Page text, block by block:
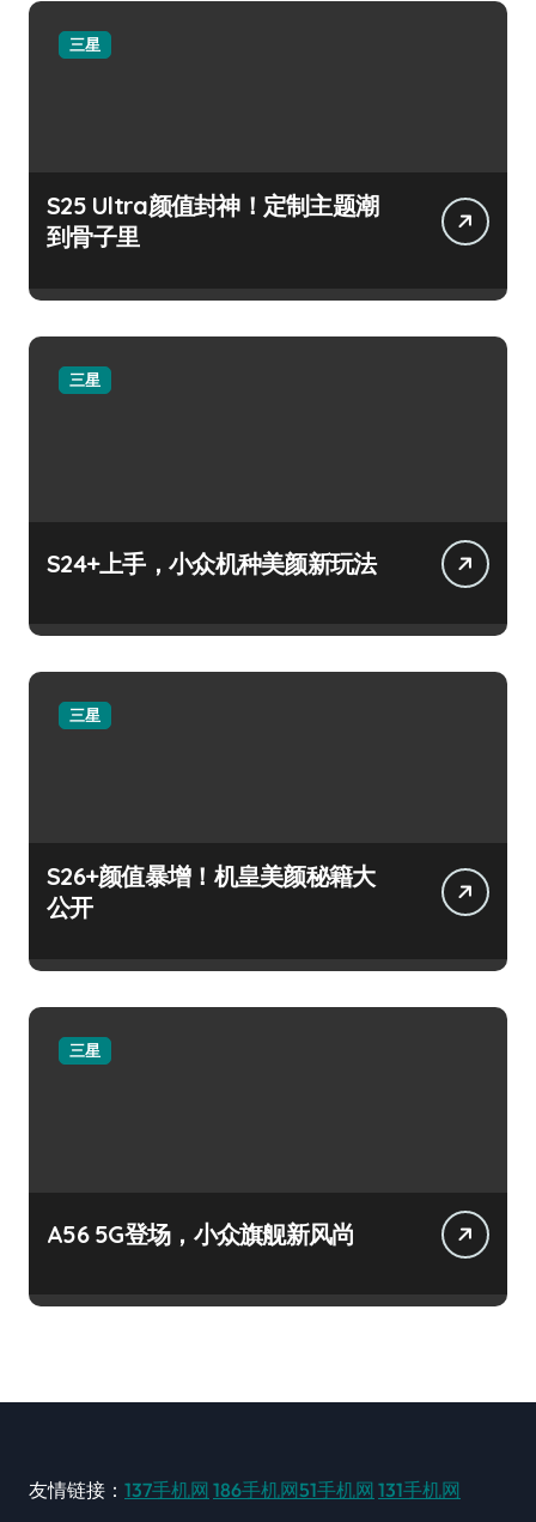
三星
S25 Ultra颜值封神！定制主题潮
到骨子里
三星
S24+上手，小众机种美颜新玩法
三星
S26+颜值暴增！机皇美颜秘籍大
公开
三星
A56 5G登场，小众旗舰新风尚
友情链接： 137手机网 186手机网51手机网 131手机网